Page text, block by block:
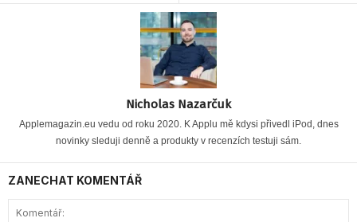
Nicholas Nazarčuk
Applemagazin.eu vedu od roku 2020. K Applu mě kdysi přivedl iPod, dnes
novinky sleduji denně a produkty v recenzích testuji sám.
ZANECHAT KOMENTÁŘ